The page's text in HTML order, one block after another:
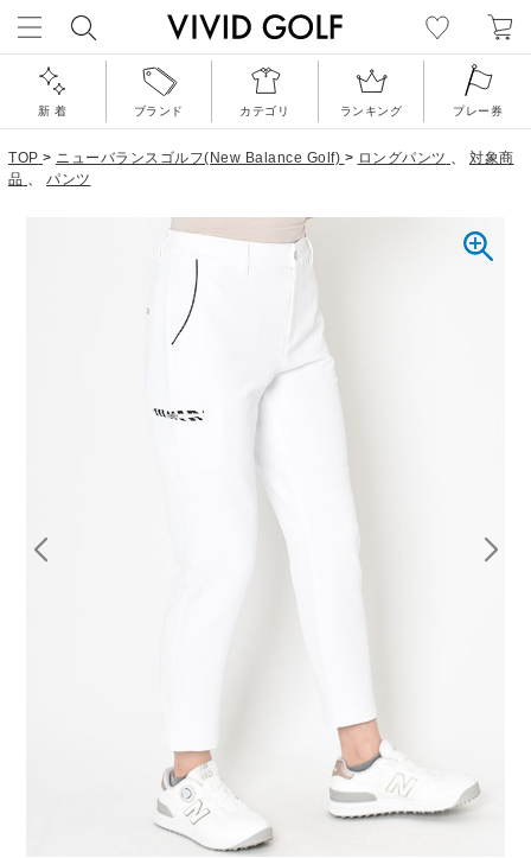
新 着 ブランド カテゴリ ランキング プレー券
TOP > ニューバランスゴルフ(New Balance Golf) > ロングパンツ 、 対象商
品 、 パンツ